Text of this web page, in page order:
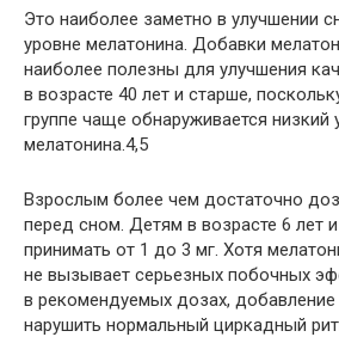
Это наиболее заметно в улучшении
уровне мелатонина. Добавки
наиболее полезны для улучшения
в возрасте 40 лет и старше,
группе чаще обнаруживается низкий
мелатонина.4,5
Взрослым более чем достаточно
перед сном. Детям в возрасте 6 лет
принимать от 1 до 3 мг. Хотя
не вызывает серьезных побочных
в рекомендуемых дозах,
нарушить нормальный циркадный